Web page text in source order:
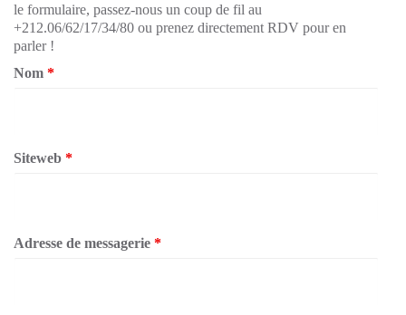
le formulaire, passez-nous un coup de fil au
+212.06/62/17/34/80 ou prenez directement RDV pour en
parler !
Nom *
Siteweb *
Adresse de messagerie *